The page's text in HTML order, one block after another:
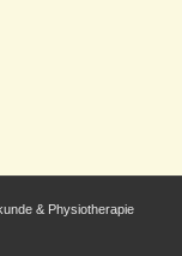
& Physiotherapie